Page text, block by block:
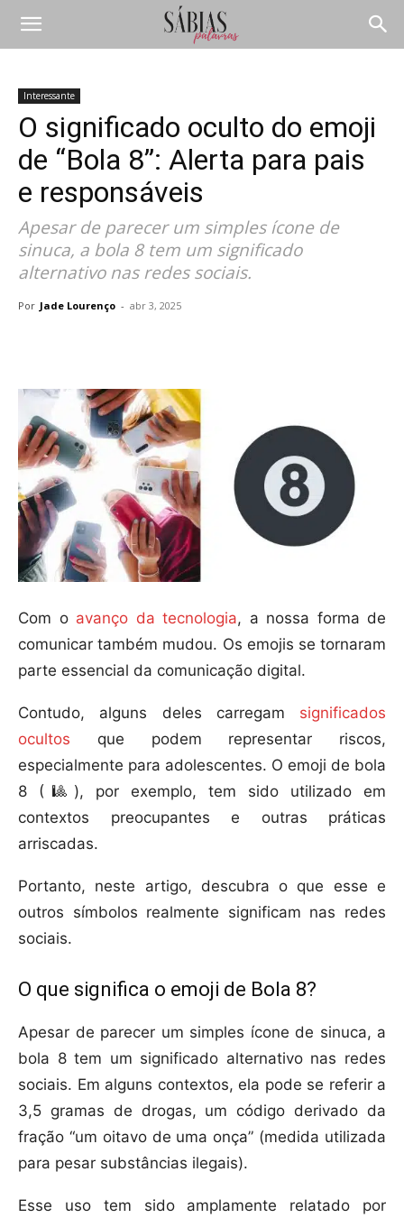
Interessante
O significado oculto do emoji
de “Bola 8”: Alerta para pais
e responsáveis
Apesar de parecer um simples ícone de
sinuca, a bola 8 tem um significado
alternativo nas redes sociais.
Por Jade Lourenço - abr 3, 2025
Com o avanço da tecnologia, a nossa forma de
comunicar também mudou. Os emojis se tornaram
parte essencial da comunicação digital.
Contudo, alguns deles carregam significados
ocultos que podem representar riscos,
especialmente para adolescentes. O emoji de bola
8 (🎱), por exemplo, tem sido utilizado em
contextos preocupantes e outras práticas
arriscadas.
Portanto, neste artigo, descubra o que esse e
outros símbolos realmente significam nas redes
sociais.
O que significa o emoji de Bola 8?
Apesar de parecer um simples ícone de sinuca, a
bola 8 tem um significado alternativo nas redes
sociais. Em alguns contextos, ela pode se referir a
3,5 gramas de drogas, um código derivado da
fração “um oitavo de uma onça” (medida utilizada
para pesar substâncias ilegais).
Esse uso tem sido amplamente relatado por